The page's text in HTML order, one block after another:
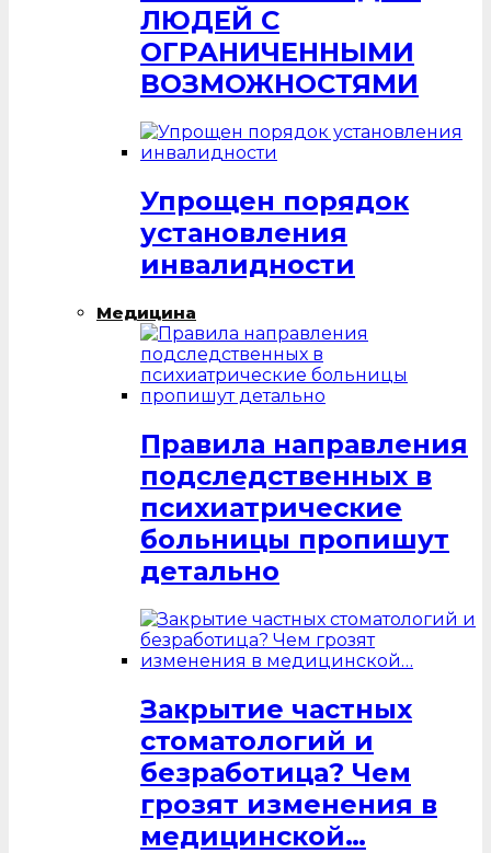
ЛЮДЕЙ С
ОГРАНИЧЕННЫМИ
ВОЗМОЖНОСТЯМИ
Упрощен порядок
установления
инвалидности
Медицина
Правила направления
подследственных в
психиатрические
больницы пропишут
детально
Закрытие частных
стоматологий и
безработица? Чем
грозят изменения в
медицинской…